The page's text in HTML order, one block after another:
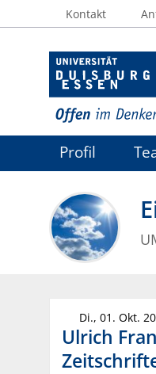
Kontakt
Profil
Di., 01. Okt.
Ulrich